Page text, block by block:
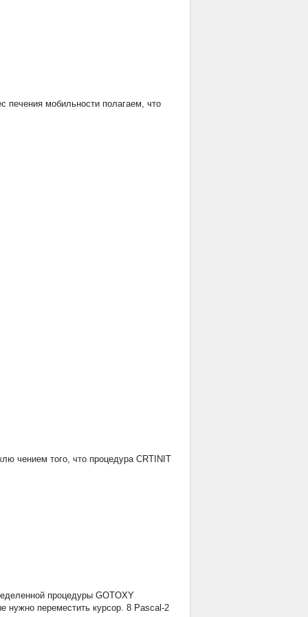
печения мобильности полагаем, что
чением того, что процедура CRTINIT
процедуры GOTOXY
нужно переместить курсор. 8 Pascal-2